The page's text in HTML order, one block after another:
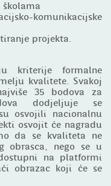
komunikacijske
projekta.
kriterije formalne
kvalitete. Svakoj
35 bodova za
dodjeljuje se
osvojili nacionalnu
osvojit će nagradu
da se kvaliteta ne
obrasca, nego se u
na platformi
obrazac koji će se